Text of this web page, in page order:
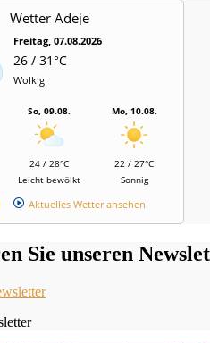
Wetter Adeje
Freitag, 07.08.2026
26 / 31°C
Wolkig
So, 09.08.
24 / 28°C
Leicht bewölkt
Mo, 10.08.
22 / 27°C
Sonnig
Aktuelles Wetter ansehen
Sie unseren